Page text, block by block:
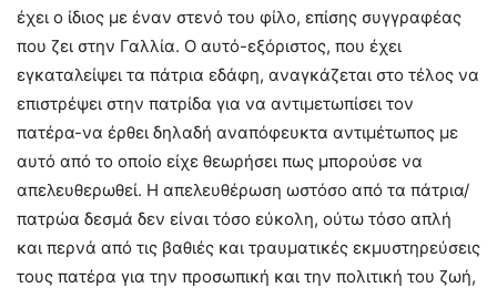
έχει ο ίδιος με έναν στενό του φίλο, επίσης συγγραφέας
που ζει στην Γαλλία. Ο αυτό-εξόριστος, που έχει
εγκαταλείψει τα πάτρια εδάφη, αναγκάζεται στο τέλος να
επιστρέψει στην πατρίδα για να αντιμετωπίσει τον
πατέρα-να έρθει δηλαδή αναπόφευκτα αντιμέτωπος με
αυτό από το οποίο είχε θεωρήσει πως μπορούσε να
απελευθερωθεί. Η απελευθέρωση ωστόσο από τα πάτρια/
πατρώα δεσμά δεν είναι τόσο εύκολη, ούτω τόσο απλή
και περνά από τις βαθιές και τραυματικές εκμυστηρεύσεις
τους πατέρα για την προσωπική και την πολιτική του ζωή,